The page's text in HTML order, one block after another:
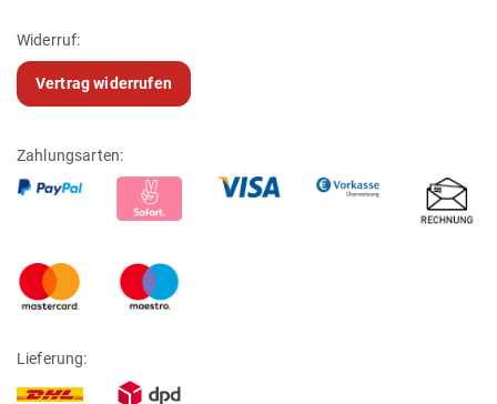
Widerruf:
Vertrag widerrufen
Zahlungsarten:
Lieferung: